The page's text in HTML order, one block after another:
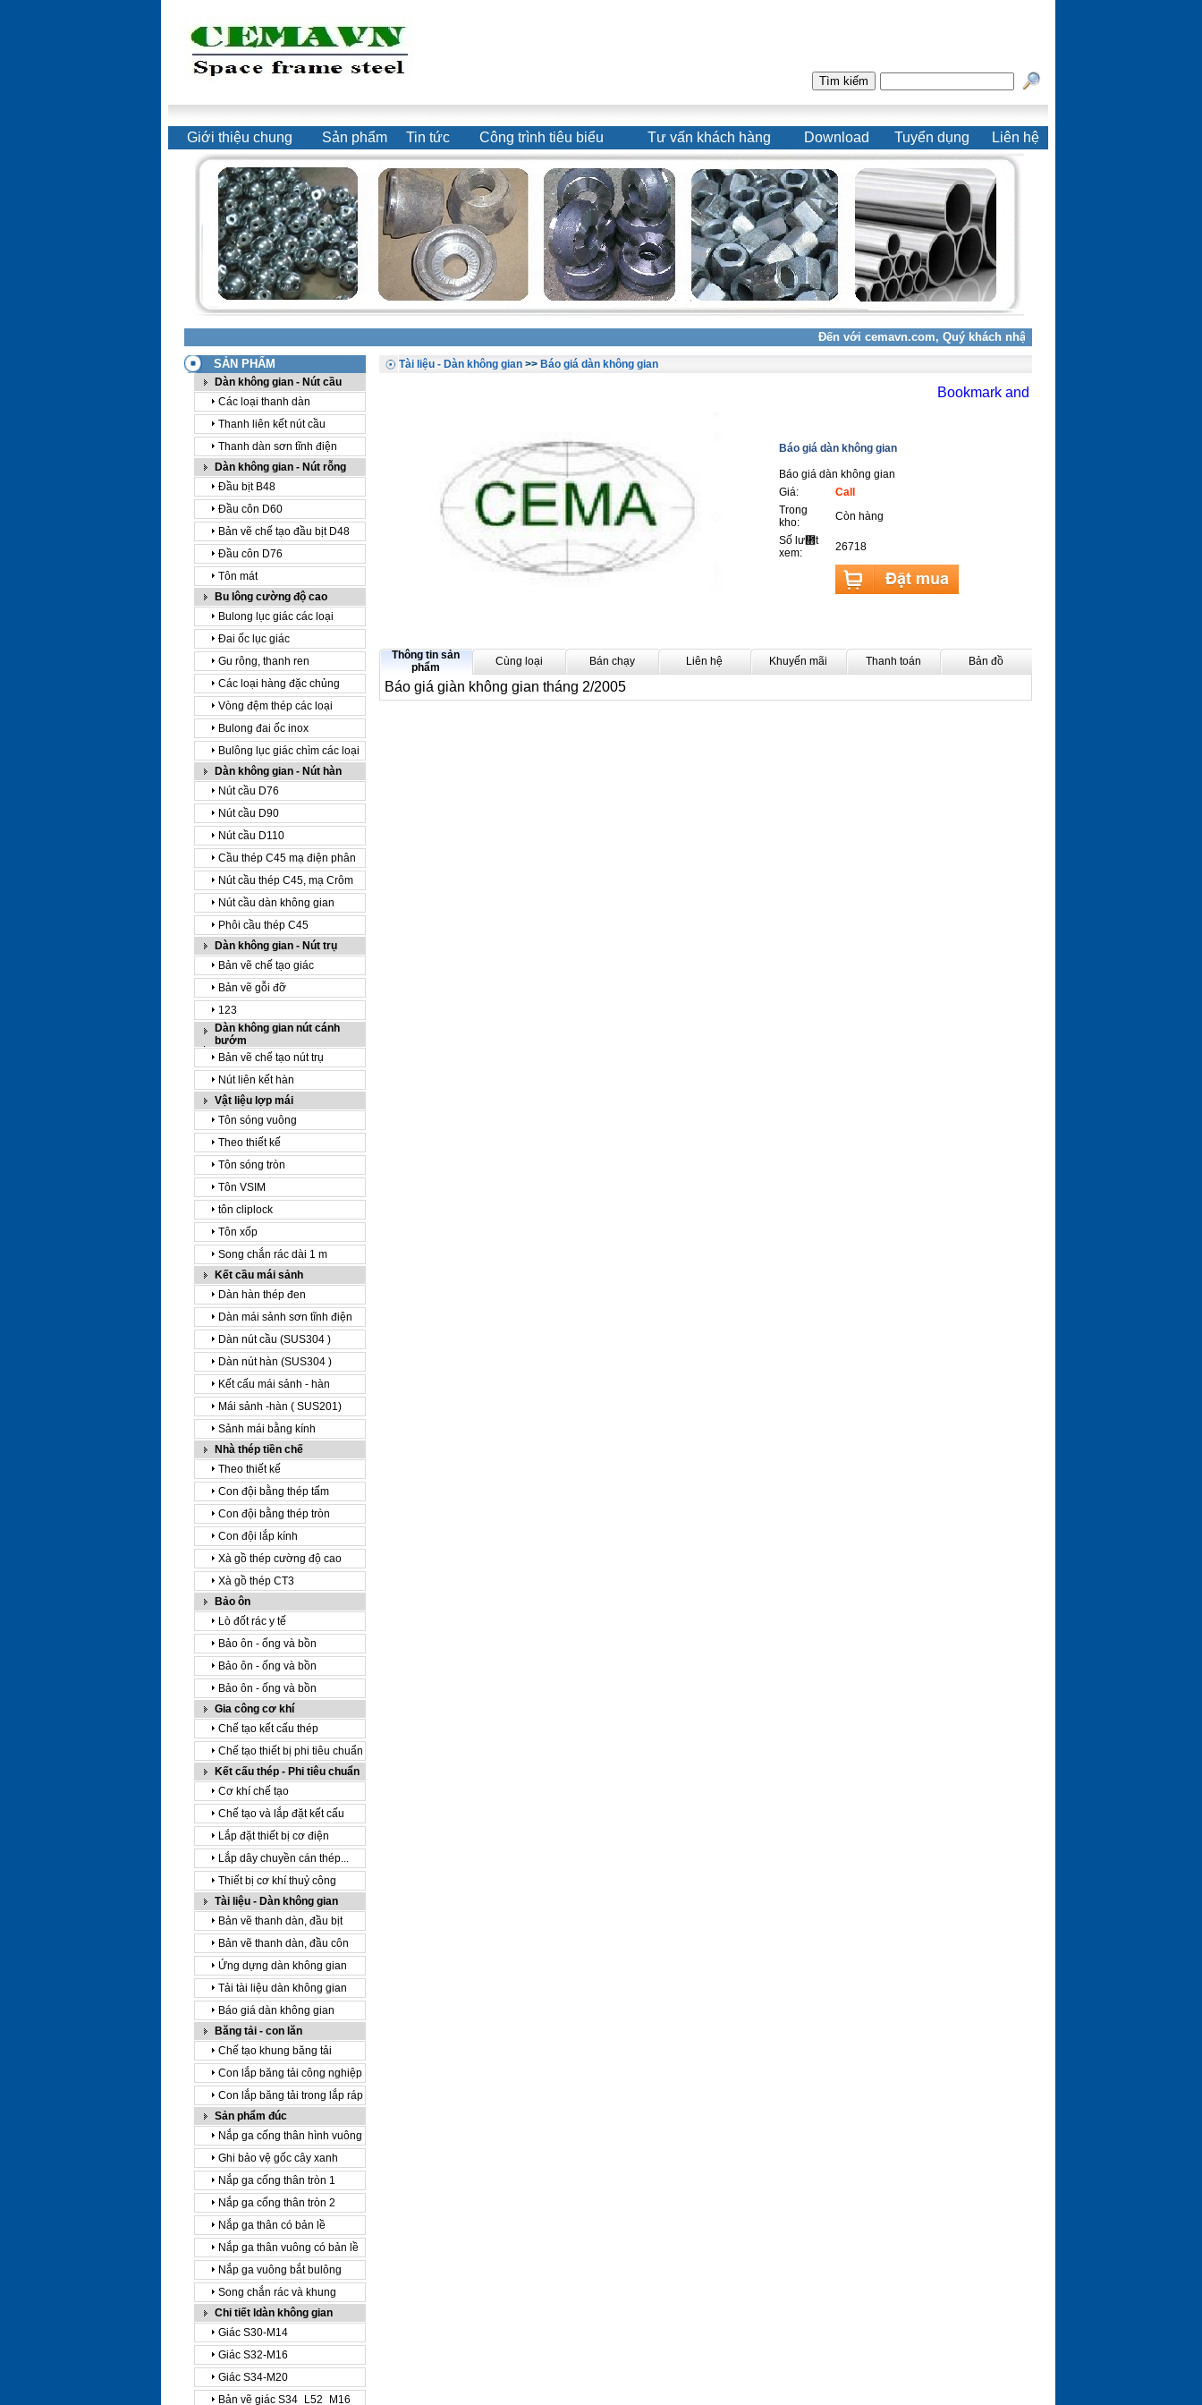
Giới thiệu chung Sản phẩm Tin tức Công trình tiêu biểu Tư vấn khách hàng Download Tuyển dụng Liên hệ
Đến với cemavn.com, Quý khách nhận được sự tư vấn chuyên nghiệp
SẢN PHẨM
Dàn không gian - Nút cầu
Các loại thanh dàn
Thanh liên kết nút cầu
Thanh dàn sơn tĩnh điện
Dàn không gian - Nút rỗng
Đầu bịt B48
Đầu côn D60
Bản vẽ chế tạo đầu bịt D48
Đầu côn D76
Tôn mát
Bu lông cường độ cao
Bulong lục giác các loại
Đai ốc lục giác
Gu rông, thanh ren
Các loại hàng đặc chủng
Vòng đệm thép các loại
Bulong đai ốc inox
Bulông lục giác chìm các loại
Dàn không gian - Nút hàn
Nút cầu D76
Nút cầu D90
Nút cầu D110
Cầu thép C45 mạ điện phân
Nút cầu thép C45, mạ Crôm
Nút cầu dàn không gian
Phôi cầu thép C45
Dàn không gian - Nút trụ
Bản vẽ chế tạo giác
Bản vẽ gỗi đỡ
123
Dàn không gian nút cánh
bướm
Bản vẽ chế tạo nút trụ
Nút liên kết hàn
Vật liệu lợp mái
Tôn sóng vuông
Theo thiết kế
Tôn sóng tròn
Tôn VSIM
tôn cliplock
Tôn xốp
Song chắn rác dài 1 m
Kết cầu mái sảnh
Dàn hàn thép đen
Dàn mái sảnh sơn tĩnh điện
Dàn nút cầu (SUS304 )
Dàn nút hàn (SUS304 )
Kết cấu mái sảnh - hàn
Mái sảnh -hàn ( SUS201)
Sảnh mái bằng kính
Nhà thép tiền chế
Theo thiết kế
Con đội bằng thép tấm
Con đội bằng thép tròn
Con đội lắp kính
Xà gồ thép cường độ cao
Xà gồ thép CT3
Bảo ôn
Lò đốt rác y tế
Bảo ôn - ống và bồn
Bảo ôn - ống và bồn
Bảo ôn - ống và bồn
Gia công cơ khí
Chế tạo kết cấu thép
Chế tạo thiết bị phi tiêu chuẩn
Kết cấu thép - Phi tiêu chuẩn
Cơ khí chế tạo
Chế tạo và lắp đặt kết cấu
Lắp đặt thiết bị cơ điện
Lắp dây chuyền cán thép...
Thiết bị cơ khí thuỷ công
Tài liệu - Dàn không gian
Bản vẽ thanh dàn, đầu bịt
Bản vẽ thanh dàn, đầu côn
Ứng dựng dàn không gian
Tải tài liệu dàn không gian
Báo giá dàn không gian
Băng tải - con lăn
Chế tạo khung băng tải
Con lắp băng tải công nghiệp
Con lắp băng tải trong lắp ráp
Sản phẩm đúc
Nắp ga cống thân hình vuông
Ghi bảo vệ gốc cây xanh
Nắp ga cống thân tròn 1
Nắp ga cống thân tròn 2
Nắp ga thân có bản lề
Nắp ga thân vuông có bản lề
Nắp ga vuông bắt bulông
Song chắn rác và khung
Chi tiết ldàn không gian
Giác S30-M14
Giác S32-M16
Giác S34-M20
Bản vẽ giác S34_L52_M16
Tài liệu - Dàn không gian >> Báo giá dàn không gian
Báo giá dàn không gian
Báo giá dàn không gian
Giá:
Call
Trong
kho:
Còn hàng
Số lư᲋t
xem:
26718
Thông tin sản
phẩm
Cùng loại Bán chạy Liên hệ Khuyến mãi Thanh toán Bản đồ
Báo giá giàn không gian tháng 2/2005